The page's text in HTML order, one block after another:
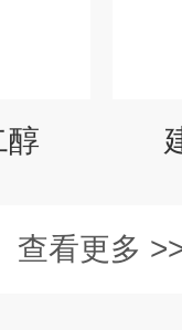
醇
查看更多